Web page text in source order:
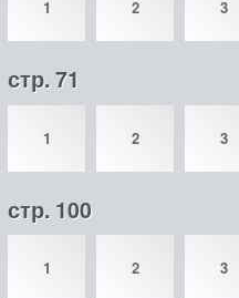
1 2 3
стр. 71
1 2 3
стр. 100
1 2 3